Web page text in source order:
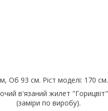
Об 93 см. Ріст моделі: 170 см.
в'язаний жилет "Горицвіт"
(заміри по виробу).